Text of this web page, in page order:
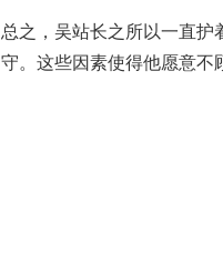
总之，吴站长之所以一直
守。这些因素使得他愿意不